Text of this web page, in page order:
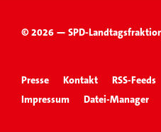
© 2026 — SPD-
Presse Kontakt RSS-Feeds
Impressum
Datei-Manager